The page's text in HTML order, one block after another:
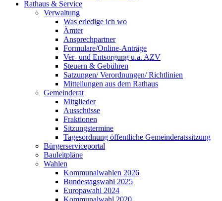
Rathaus & Service
Verwaltung
Was erledige ich wo
Ämter
Ansprechpartner
Formulare/Online-Anträge
Ver- und Entsorgung u.a. AZV
Steuern & Gebühren
Satzungen/ Verordnungen/ Richtlinien
Mitteilungen aus dem Rathaus
Gemeinderat
Mitglieder
Ausschüsse
Fraktionen
Sitzungstermine
Tagesordnung öffentliche Gemeinderatssitzung
Bürgerserviceportal
Bauleitpläne
Wahlen
Kommunalwahlen 2026
Bundestagswahl 2025
Europawahl 2024
Kommunalwahl 2020